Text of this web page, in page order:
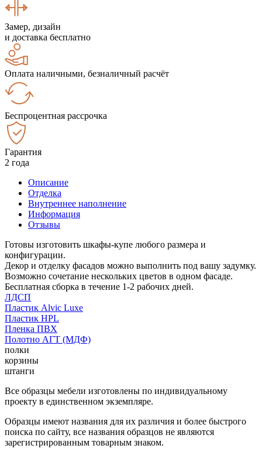
Замер, дизайн
и доставка бесплатно
Оплата наличными, безналичный расчёт
Беспроцентная рассрочка
Гарантия
2 года
Описание
Отделка
Внутреннее наполнение
Информация
Отзывы
Готовы изготовить шкафы-купе любого размера и
конфигурации.
Декор и отделку фасадов можно выполнить под вашу задумку.
Возможно сочетание нескольких цветов в одном фасаде.
Бесплатная сборка в течение 1-2 рабочих дней.
ЛДСП
Пластик Alvic Luxe
Пластик HPL
Пленка ПВХ
Полотно АГТ (МДФ)
полки
корзины
штанги
Все образцы мебели изготовлены по индивидуальному
проекту в единственном экземпляре.
Образцы имеют названия для их различия и более быстрого
поиска по сайту, все названия образцов не являются
зарегистрированным товарным знаком.